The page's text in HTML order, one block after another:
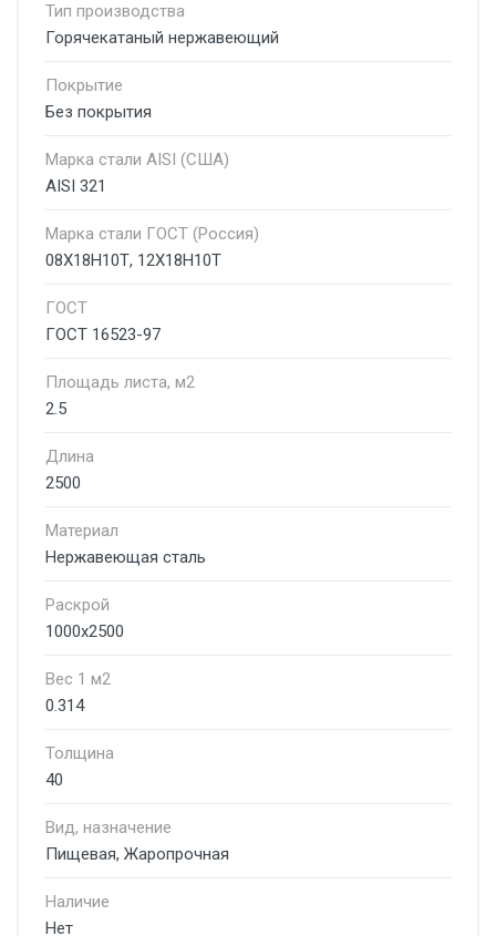
Тип производства
Горячекатаный нержавеющий
Покрытие
Без покрытия
Марка стали AISI (США)
AISI 321
Марка стали ГОСТ (Россия)
08Х18Н10Т, 12Х18Н10Т
ГОСТ
ГОСТ 16523-97
Площадь листа, м2
2.5
Длина
2500
Материал
Нержавеющая сталь
Раскрой
1000х2500
Вес 1 м2
0.314
Толщина
40
Вид, назначение
Пищевая, Жаропрочная
Наличие
Нет